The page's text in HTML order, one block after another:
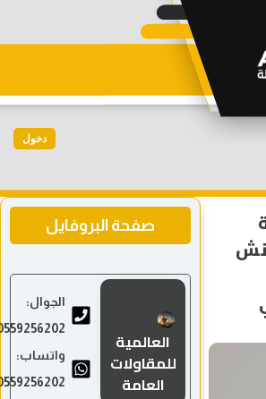
دخول
صفحة البروفايل
العالمية
للمقاولات
العامة
الجوال:
0559256202
واتساب:
0559256202